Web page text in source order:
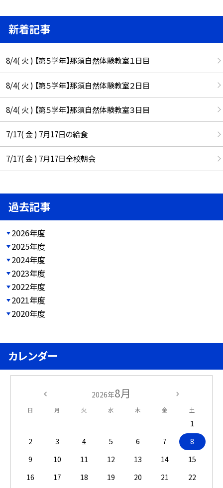
新着記事
8/4( 火 ) 【第５学年】那須自然体験教室１日目
8/4( 火 ) 【第５学年】那須自然体験教室２日目
8/4( 火 ) 【第５学年】那須自然体験教室３日目
7/17( 金 ) 7月17日の給食
7/17( 金 ) 7月17日全校朝会
過去記事
2026年度
2025年度
2024年度
2023年度
2022年度
2021年度
2020年度
カレンダー
2026年8月
日 月 火 水 木 金 土
1
2
3 4 5 6 7
8
9
10 11 12 13 14
15
16
17 18 19 20 21
22